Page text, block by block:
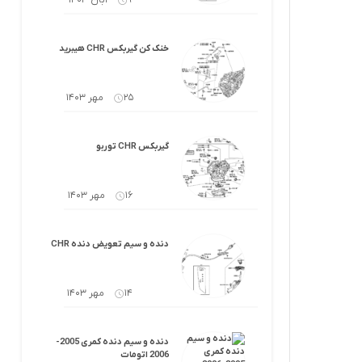
خنک کن گیربکس CHR هیبرید
25 مهر 1403
گیربکس CHR توربو
16 مهر 1403
دنده و سیم تعویض دنده CHR
14 مهر 1403
دنده و سیم دنده کمری 2005-
2006 اتومات